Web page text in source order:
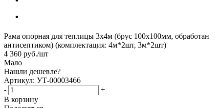
Рама опорная для теплицы 3х4м (брус 100х100мм, обработан
антисептиком) (комплектация: 4м*2шт, 3м*2шт)
4 360 руб./шт
Мало
Нашли дешевле?
Артикул: УТ-00003466
-
+
В корзину